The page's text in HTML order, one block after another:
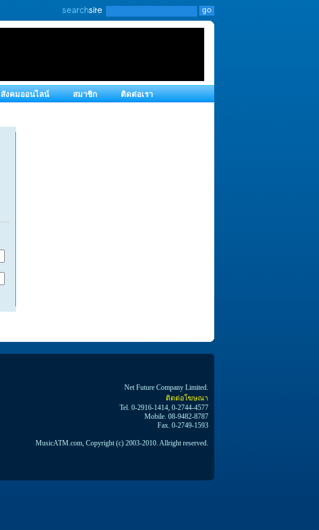
สังคมออนไลน์ สมาชิก ติดต่อเรา
Net Future Company Limited.
ติดต่อโฆษณา
Tel. 0-2916-1414, 0-2744-4577
Mobile. 08-9482-8787
Fax. 0-2749-1593
MusicATM.com, Copyright (c) 2003-2010. Allright reserved.